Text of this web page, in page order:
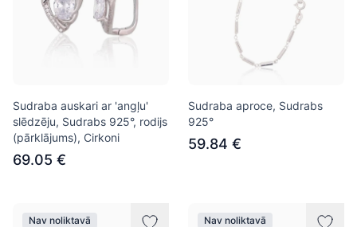
Sudraba auskari ar 'angļu'
slēdzēju, Sudrabs 925°, rodijs
(pārklājums), Cirkoni
69.05 €
Sudraba aproce, Sudrabs
925°
59.84 €
Nav noliktavā Nav noliktavā